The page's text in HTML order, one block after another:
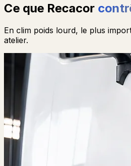
Ce que Recacor
En clim poids lourd, le plus
atelier.